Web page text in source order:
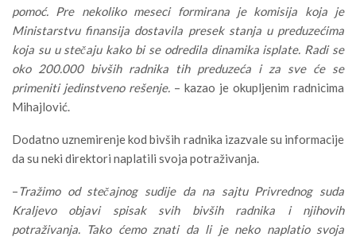
pomoć. Pre nekoliko meseci formirana je komisija koja je
Ministarstvu finansija dostavila presek stanja u preduzećima
koja su u stečaju kako bi se odredila dinamika isplate. Radi se
oko 200.000 bivših radnika tih preduzeća i za sve će se
primeniti jedinstveno rešenje. – kazao je okupljenim radnicima
Mihajlović.
Dodatno uznemirenje kod bivših radnika izazvale su informacije
da su neki direktori naplatili svoja potraživanja.
–Tražimo od stečajnog sudije da na sajtu Privrednog suda
Kraljevo objavi spisak svih bivših radnika i njihovih
potraživanja. Tako ćemo znati da li je neko naplatio svoja